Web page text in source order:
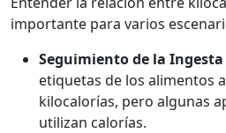
importante para varios
Seguimiento de la Ingesta
etiquetas de los alimentos
kilocalorías, pero algunas
utilizan calorías.